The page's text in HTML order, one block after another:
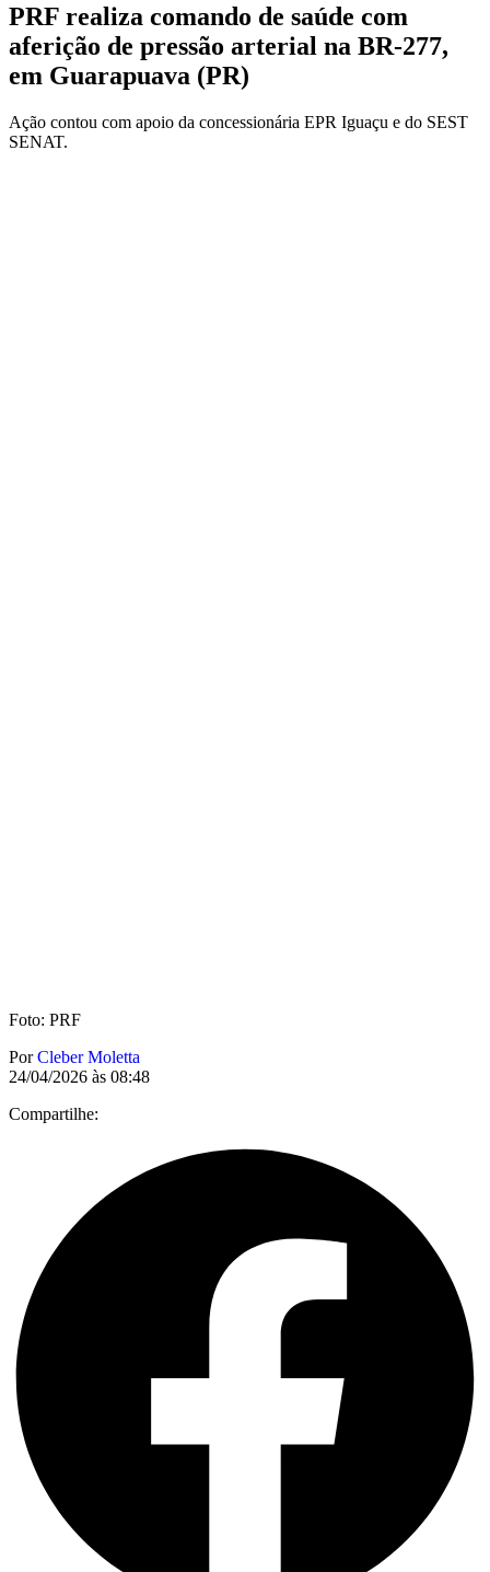
PRF realiza comando de saúde com
aferição de pressão arterial na BR-277,
em Guarapuava (PR)
Ação contou com apoio da concessionária EPR Iguaçu e do SEST
SENAT.
Foto: PRF
PorCleber Moletta
24/04/2026 às 08:48
Compartilhe: